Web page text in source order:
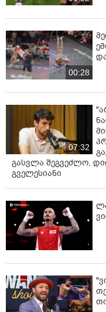
00:28
07:32
გასვლა შეგვეძლო,
გველესიანი